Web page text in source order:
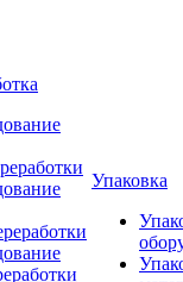
Упаковка